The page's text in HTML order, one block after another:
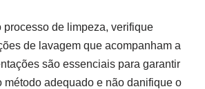
processo de limpeza, verifique
de lavagem que acompanham a
são essenciais para garantir
método adequado e não danifique o